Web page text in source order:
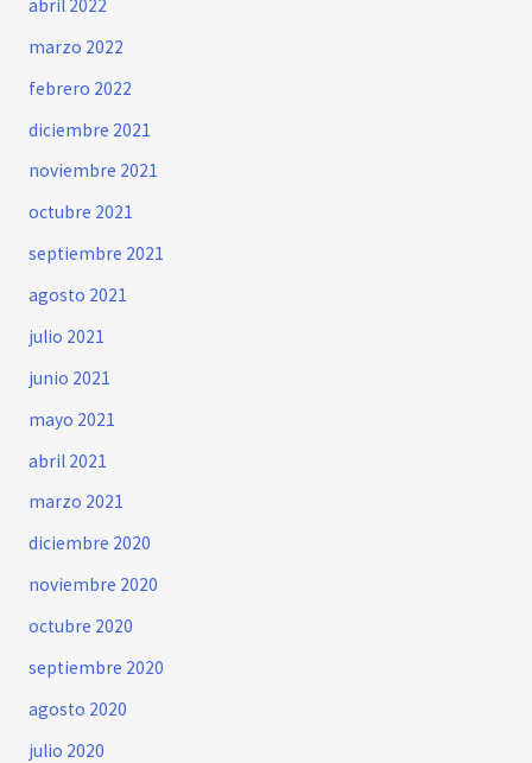
abril 2022
marzo 2022
febrero 2022
diciembre 2021
noviembre 2021
octubre 2021
septiembre 2021
agosto 2021
julio 2021
junio 2021
mayo 2021
abril 2021
marzo 2021
diciembre 2020
noviembre 2020
octubre 2020
septiembre 2020
agosto 2020
julio 2020